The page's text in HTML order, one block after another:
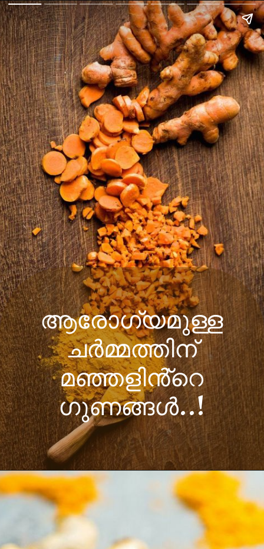
ആരോഗ്യമുള്ള
ചർമ്മത്തിന്
മഞ്ഞളിൻ്റെ
ഗുണങ്ങൾ..!